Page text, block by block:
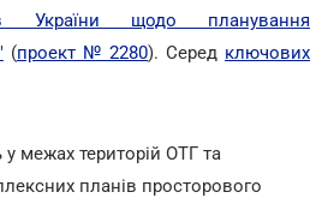
України щодо планування
(проект № 2280). Серед ключових
межах територій ОТГ та
планів просторового